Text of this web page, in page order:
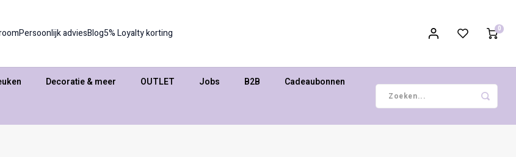
Persoonlijk adviesBlog5% Loyalty korting 0
Decoratie & meer OUTLET Jobs B2B Cadeaubonnen